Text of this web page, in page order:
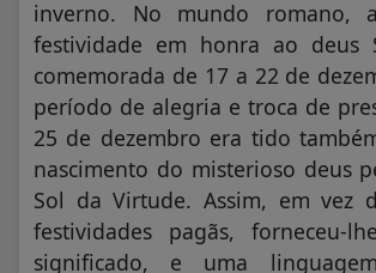
inverno. No mundo romano,
festividade em honra ao deus
comemorada de 17 a 22 de
período de alegria e troca de
25 de dezembro era tido
nascimento do misterioso deus
Sol da Virtude. Assim, em vez
festividades pagãs, forneceu-
significado, e uma